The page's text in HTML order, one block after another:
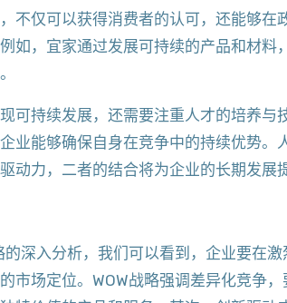
不仅可以获得消费者的认可，还能够
如，宜家通过发展可持续的产品和材料
可持续发展，还需要注重人才的培养与
业能够确保自身在竞争中的持续优势。
动力，二者的结合将为企业的长期发展
的深入分析，我们可以看到，企业要在
市场定位。WOW战略强调差异化竞争